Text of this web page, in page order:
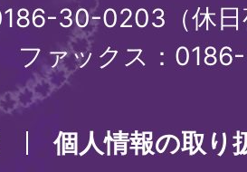
30-0203（休
ファックス：
個人情報の取り